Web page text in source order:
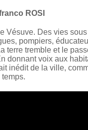
ROSI
Vésuve. Des vies
pompiers,
terre tremble et le
donnant voix aux
inédit de la ville,